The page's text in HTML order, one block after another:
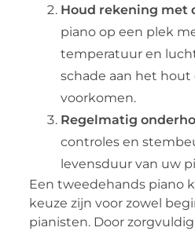
Houd rekening met
piano op een plek
temperatuur en
schade aan het hout
voorkomen.
Regelmatig
controles en
levensduur van uw
Een tweedehands piano
keuze zijn voor zowel
pianisten. Door